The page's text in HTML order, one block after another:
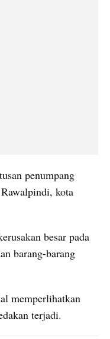
penumpang
kota
besar pada
barang-barang
memperlihatkan
terjadi.